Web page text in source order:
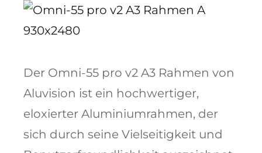
Der Omni-55 pro v2 A3 Rahmen von
Aluvision ist ein hochwertiger,
eloxierter Aluminiumrahmen, der
sich durch seine Vielseitigkeit und